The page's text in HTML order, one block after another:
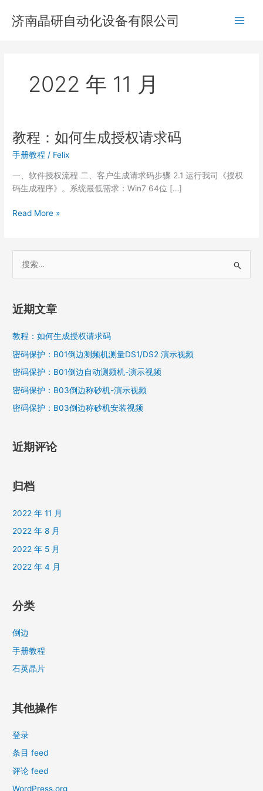
济南晶研自动化设备有限公司
2022 年 11 月
教程：如何生成授权请求码
手册教程 / Felix
一、软件授权流程 二、客户生成请求码步骤 2.1 运行我司《授权
码生成程序》。系统最低需求：Win7 64位 […]
教
何
成
权
请
码
Read More »
近期文章
教程：如何生成授权请求码
密码保护：B01倒边测频机测量DS1/DS2 演示视频
密码保护：B01倒边自动测频机-演示视频
密码保护：B03倒边称砂机-演示视频
密码保护：B03倒边称砂机安装视频
近期评论
归档
2022 年 11 月
2022 年 8 月
2022 年 5 月
2022 年 4 月
分类
倒边
手册教程
石英晶片
其他操作
登录
条目 feed
评论 feed
WordPress.org